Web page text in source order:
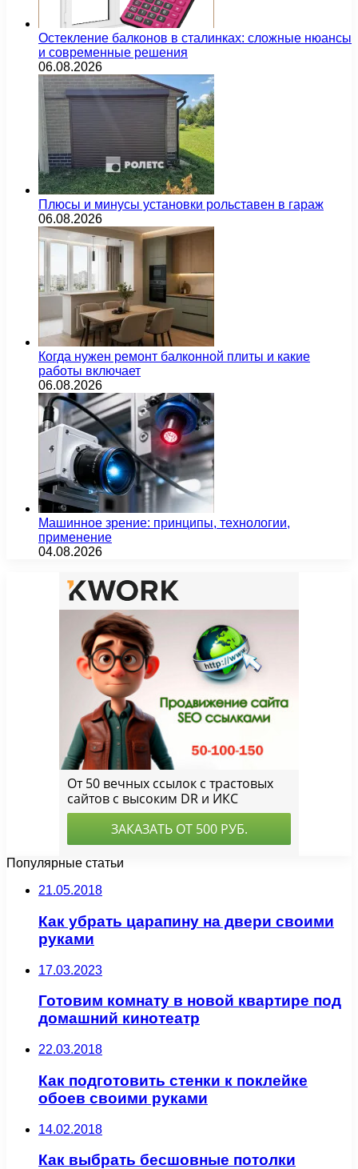
Остекление балконов в сталинках: сложные нюансы
и современные решения
06.08.2026
Плюсы и минусы установки рольставен в гараж
06.08.2026
Когда нужен ремонт балконной плиты и какие
работы включает
06.08.2026
Машинное зрение: принципы, технологии,
применение
04.08.2026
Популярные статьи
21.05.2018
Как убрать царапину на двери своими
руками
17.03.2023
Готовим комнату в новой квартире под
домашний кинотеатр
22.03.2018
Как подготовить стенки к поклейке
обоев своими руками
14.02.2018
Как выбрать бесшовные потолки